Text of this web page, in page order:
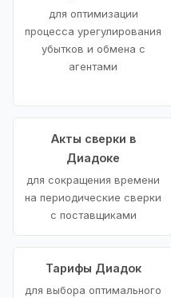
для оптимизации
процесса урегулирования
убытков и обмена с
агентами
Акты сверки в
Диадоке
для сокращения времени
на периодические сверки
с поставщиками
Тарифы Диадок
для выбора оптимального